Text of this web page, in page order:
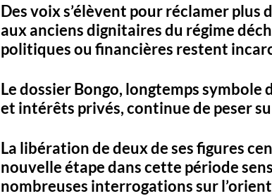
Des voix s’élèvent pour réclamer
aux anciens dignitaires du régime
politiques ou financières restent
Le dossier Bongo, longtemps
et intérêts privés, continue de peser
La libération de deux de ses figures
nouvelle étape dans cette période
nombreuses interrogations sur